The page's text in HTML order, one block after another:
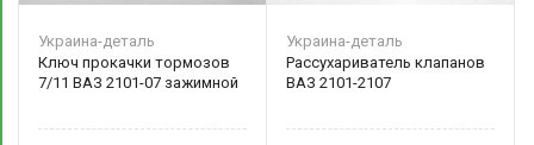
Украина-деталь
Ключ прокачки тормозов
7/11 ВАЗ 2101-07 зажимной
Украина-деталь
Рассухариватель клапанов
ВАЗ 2101-2107